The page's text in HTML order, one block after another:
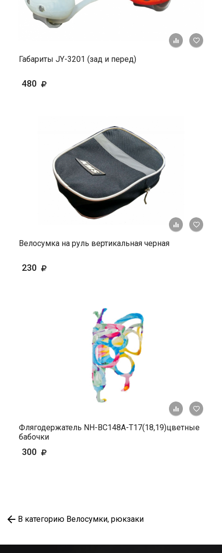
+ К
Габариты JY-3201 (зад и перед)
480
+ К
Велосумка на руль вертикальная черная
230
+ К
Флягодержатель NH-ВС148А-Т17(18,19)цветные
бабочки
300
В категорию Велосумки, рюкзаки